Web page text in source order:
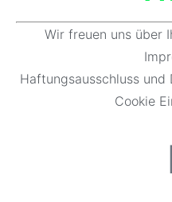
Wir freuen uns über
Haftungsausschluss
Cookie